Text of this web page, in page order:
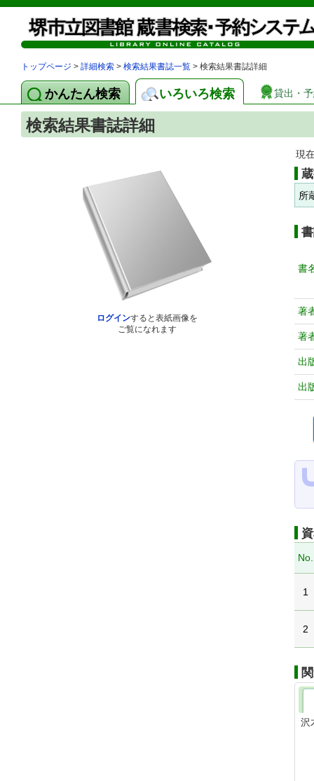
トップページ > 詳細検索 > 検索結果書誌一覧 > 検索結果書誌詳細
かんたん検索 いろいろ検索 貸出・
検索結果書誌詳細
ログインすると表紙画像を
ご覧になれます
現
所
書
著
著
出
出
No.
1
2
沢